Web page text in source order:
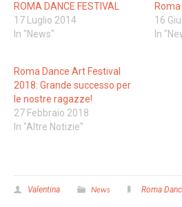
ROMA DANCE FESTIVAL
17 Luglio 2014
In "News"
16
In
Roma Dance Art Festival
2018: Grande successo per
le nostre ragazze!
27 Febbraio 2018
In "Altre Notizie"
Valentina News Roma